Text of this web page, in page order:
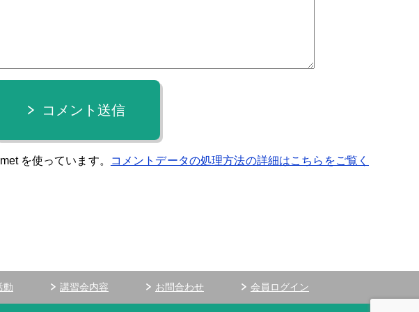
コメント送信
を使っています。
コメントデータの処理方法の詳細はこちらをご覧く
動 講習会内容 お問合わせ 会員ログイン